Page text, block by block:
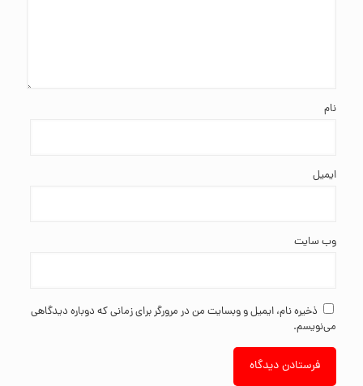
نام
ایمیل
وب‌ سایت
ذخیره نام، ایمیل و وبسایت من در مرورگر برای زمانی که دوباره دیدگاهی
می‌نویسم.